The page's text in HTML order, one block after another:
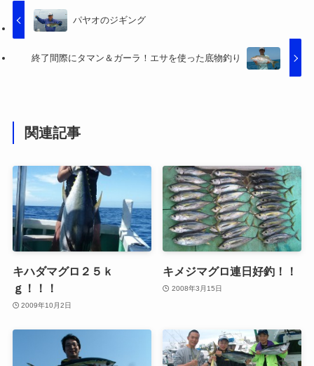
パヤオのジギング
終了間際にタマン＆ガーラ！エサを使った底物釣り
関連記事
キハダマグロ２５ｋ
ｇ！！！
2009年10月2日
キメジマグロ連日好釣！！
2008年3月15日